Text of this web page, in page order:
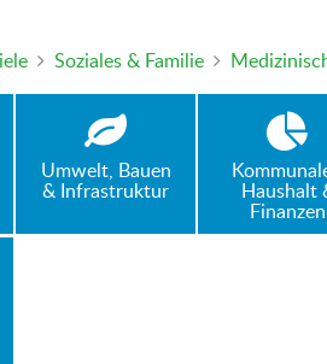
Soziales & Familie Medizinische Gutachter
Umwelt, Bauen
& Infrastruktur Haushalt
Finanzen